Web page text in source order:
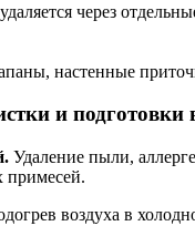
через
настенные
и подготовки
Удаление пыли,
воздуха в